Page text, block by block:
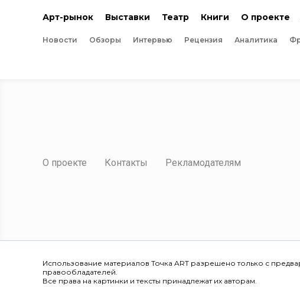
Арт-рынок Выставки Театр Книги О проекте
Новости Обзоры Интервью Рецензия Аналитика
О проекте Контакты Рекламодателям
Использование материалов Точка ART разрешено только с
правообладателей.
Все права на картинки и тексты принадлежат их авторам.